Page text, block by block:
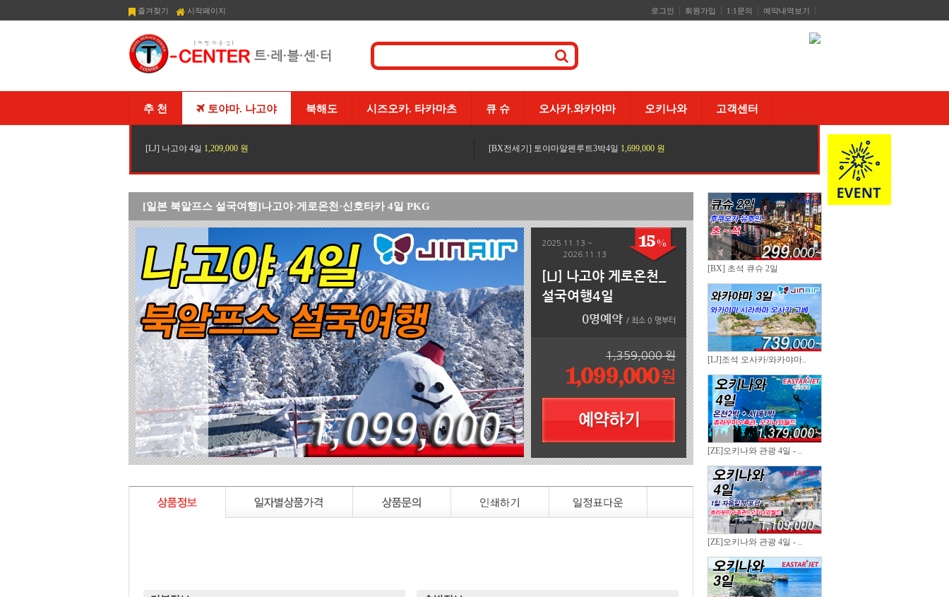
즐겨찾기 시작페이지 로그인 회원가입 1:1문의 예약내역보기
추 천 토야마. 나고야 북해도 시즈오카. 타카마츠 큐 슈 오사카.와카야마 오키나와 고객센터
[LJ] 나고야 4일 1,209,000 원 [BX전세기] 토야마알펜루트3박4일 1,699,000 원
[일본 북알프스 설국여행]나고야·게로온천·신호타카 4일 PKG
15%
2025.11.13 ~
2026.11.13
[LJ] 나고야 게로온천_
설국여행4일
0명예약 / 최소 0 명부터
1,359,000 원
1,099,000원
[BX] 초석 큐슈 2일
[LJ]조석 오사카/와카야마..
[ZE]오키나와 관광 4일 - ..
[ZE]오키나와 관광 4일 - ..